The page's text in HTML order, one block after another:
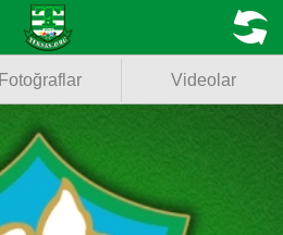
Fotoğraflar Videolar